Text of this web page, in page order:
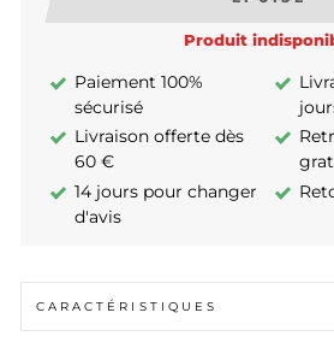
Produit
Paiement 100%
sécurisé
Livraison offerte dès
60 €
14 jours pour changer
d'avis
CARACTÉRISTIQUES